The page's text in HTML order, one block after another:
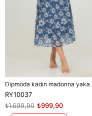
RY10037
₺999,90
₺1.699,90